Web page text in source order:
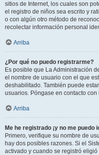
sitios de Internet, los cuales son
el registro de niños sea escrito y
o con algún otro método de
recolectar información personal
Arriba
¿Por qué no puedo registrarme?
Es posible que La Administración
el nombre de usuario con el que
deshabilitado. También puede
usuarios. Póngase en contacto
Arriba
Me he registrado ¡y no me puedo
Primero, verifique su nombre de
hay dos posibles razones. Si el
activado y cuando se registró eligió